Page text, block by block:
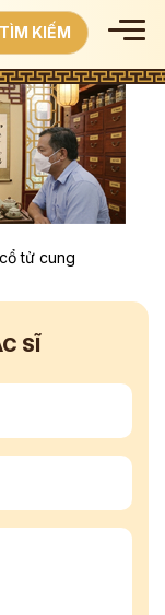
TÌM KIẾM
tử cung
SĨ